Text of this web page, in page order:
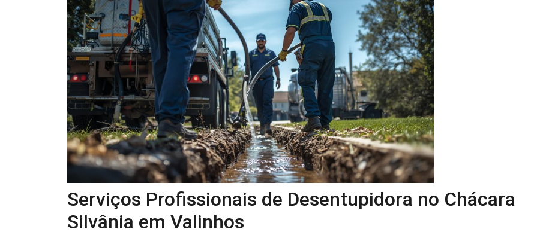
Serviços Profissionais de Desentupidora no Chácara
Silvânia em Valinhos